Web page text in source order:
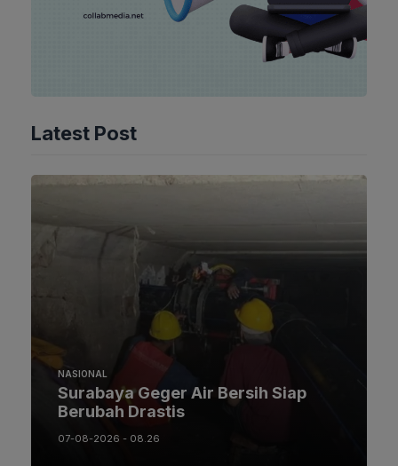
Latest Post
NASIONAL
Surabaya Geger Air Bersih Siap
Berubah Drastis
07-08-2026 - 08.26